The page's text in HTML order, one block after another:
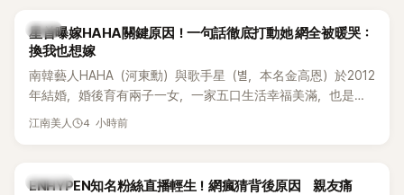
韓星
星首曝嫁HAHA關鍵原因！一句話徹底打動她 網全被暖哭：
換我也想嫁
南韓藝人HAHA（河東勳）與歌手星（별，本名金高恩）於2012
年結婚，婚後育有兩子一女，一家五口生活幸福美滿，也是韓
國演藝圈公認的模範夫妻。近日，星首度公開當年決定嫁給
江南美人 4 小時前
K-POP
ENHYPEN知名粉絲直播輕生！網瘋猜背後原因 親友痛